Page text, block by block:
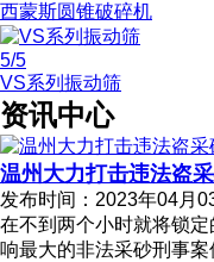
西蒙斯圆锥破碎机
5/5
VS系列振动筛
资讯中心
温州大力打击违法盗
发布时间：2023年04月
在不到两个小时就将锁
响最大的非法采砂刑事案